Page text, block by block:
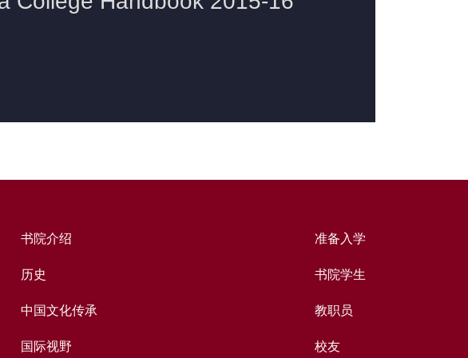
书院介绍
历史
中国文化传承
国际视野
准备入学
书院学生
教职员
校友